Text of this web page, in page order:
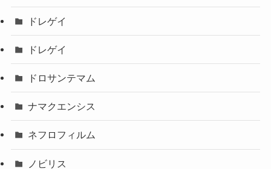
ドレゲイ
ドレゲイ
ドロサンテマム
ナマクエンシス
ネフロフィルム
ノビリス